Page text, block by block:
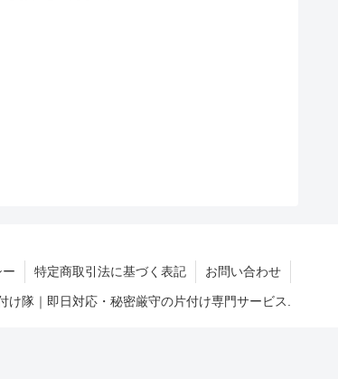
特定商取引法に基づく表記 お問い合わせ
隊｜即日対応・秘密厳守の片付け専門サービス.